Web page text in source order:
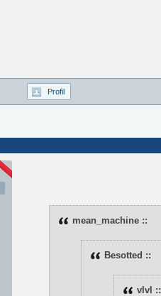
Profil
mean_machine ::
Besotted ::
vlvl ::